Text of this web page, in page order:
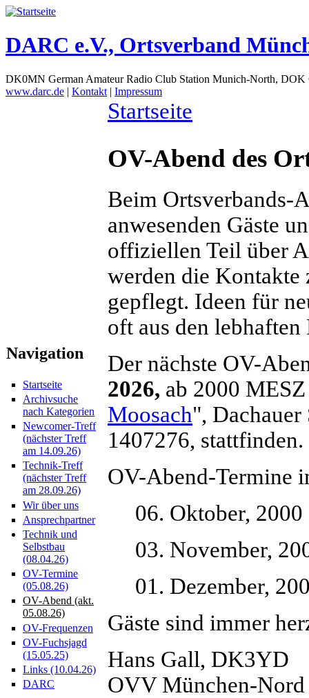
DARC e.V., Ortsverband
DK0MN German Amateur Radio Club Station Munich-North,
www.darc.de | Kontakt | Impressum
Navigation
Startseite
Archivsuche
nach Kategorien
Newcomer-Treff
(nächster Treff
am 14.09.26)
Technik-Treff
(nächster Treff
am 28.09.26)
Wir über uns
Ansprechpartner
Technik und
Selbstbau
(08.04.26)
OV-Termine
(05.08.26)
OV-Abend (akt.
05.08.26)
OV-Frequenzen
OV-Fuchsjagd
(15.05.25)
Links (10.04.26)
DARC
Startseite
OV-Abend des
Beim Ortsverbands-
anwesenden Gäste
offiziellen Teil über
werden die
gepflegt. Ideen für
oft aus den
Der nächste OV-
2026, ab 2000
Moosach", Dachauer
1407276, stattfinden.
OV-Abend-Termine
06. Oktober,
03. November,
01. Dezember,
Gäste sind immer
Hans Gall, DK3YD
OVV München-Nord